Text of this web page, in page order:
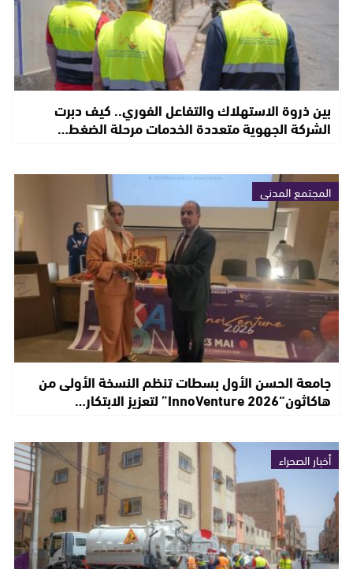
بين ذروة الاستهلاك والتفاعل الفوري.. كيف دبرت
الشركة الجهوية متعددة الخدمات مرحلة الضغط…
المجتمع المدني
جامعة الحسن الأول بسطات تنظم النسخة الأولى من
هاكاثون“InnoVenture 2026” لتعزيز الابتكار…
أخبار الصحراء